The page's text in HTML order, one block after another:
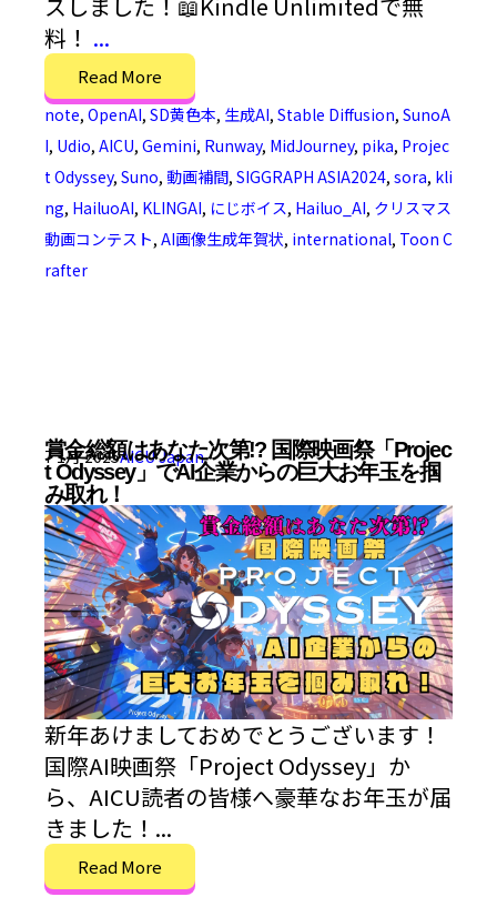
スしました！📖Kindle Unlimitedで無
料！ ...
Read More
note, OpenAI, SD黄色本, 生成AI, Stable Diffusion, SunoA
I, Udio, AICU, Gemini, Runway, MidJourney, pika, Projec
t Odyssey, Suno, 動画補間, SIGGRAPH ASIA2024, sora, kli
ng, HailuoAI, KLINGAI, にじボイス, Hailuo_AI, クリスマス
動画コンテスト, AI画像生成年賀状, international, Toon C
rafter
賞金総額はあなた次第!? 国際映画祭「Projec
t Odyssey」でAI企業からの巨大お年玉を掴
み取れ！
7 1月 2025AICU Japan
新年あけましておめでとうございます！
国際AI映画祭「Project Odyssey」か
ら、AICU読者の皆様へ豪華なお年玉が届
きました！...
Read More